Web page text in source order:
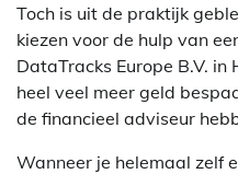
Toch is uit de praktijk
kiezen voor de hulp van
DataTracks Europe B.V.
heel veel meer geld
de financieel adviseur
Wanneer je helemaal zelf